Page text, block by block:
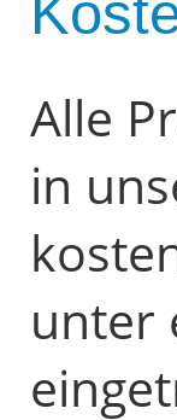
Alle
in
unter